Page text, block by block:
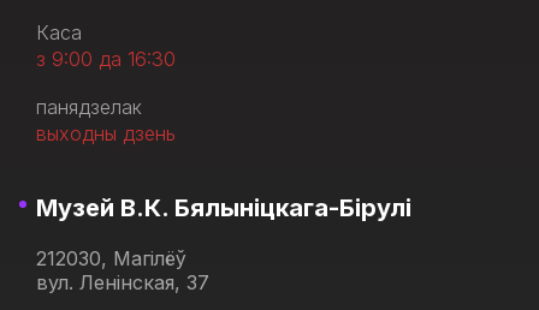
Каса
з 9:00 да 16:30
панядзелак
выходны дзень
Музей В.К. Бялыніцкага-Бірулі
212030, Магілёў
вул. Ленінская, 37